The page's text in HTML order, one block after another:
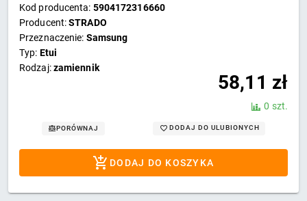
Kod producenta: 5904172316660
Producent:STRADO
Przeznaczenie: Samsung
Typ: Etui
Rodzaj:zamiennik
58,11 zł
0 szt.
PORÓWNAJ DODAJ DO ULUBIONYCH
DODAJ DO KOSZYKA